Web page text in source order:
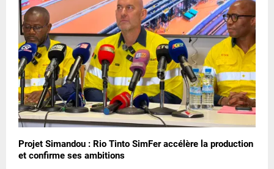
Projet Simandou : Rio Tinto SimFer accélère la production
et confirme ses ambitions